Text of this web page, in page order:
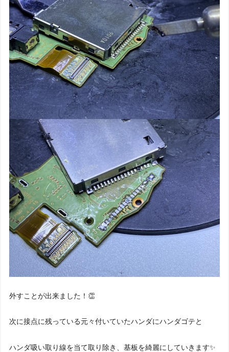
外すことが出来ました！👏
次に接点に残っている元々付いていたハンダにハンダゴテと
ハンダ吸い取り線を当て取り除き、基板を綺麗にしていきます✨